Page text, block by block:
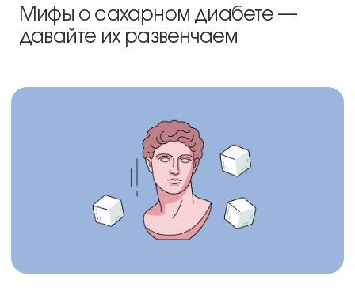
Мифы о сахарном диабете —
давайте их развенчаем